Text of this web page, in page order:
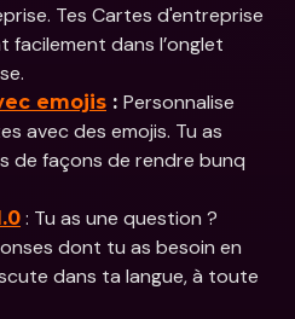
Tes Cartes d'entreprise
dans l’onglet
emojis : Personnalise
avec des emojis. Tu as
de façons de rendre bunq
: Tu as une question ?
dont tu as besoin en
dans ta langue, à toute